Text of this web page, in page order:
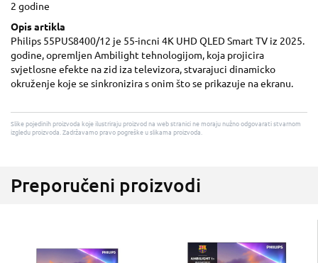
2 godine
Opis artikla
Philips 55PUS8400/12 je 55-incni 4K UHD QLED Smart TV iz 2025.
godine, opremljen Ambilight tehnologijom, koja projicira
svjetlosne efekte na zid iza televizora, stvarajuci dinamicko
okruženje koje se sinkronizira s onim što se prikazuje na ekranu.
Slike pojedinih proizvoda koje ilustriraju proizvod na web stranici ne moraju nužno odgovarati stvarnom
izgledu proizvoda. Zadržavamo pravo pogreške u slikama proizvoda.
Preporučeni proizvodi